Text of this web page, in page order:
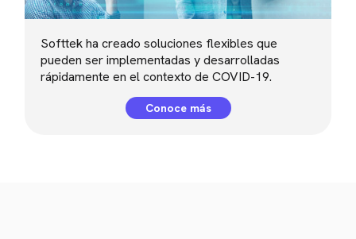
Softtek ha creado soluciones flexibles que
pueden ser implementadas y desarrolladas
rápidamente en el contexto de COVID-19.
Conoce más